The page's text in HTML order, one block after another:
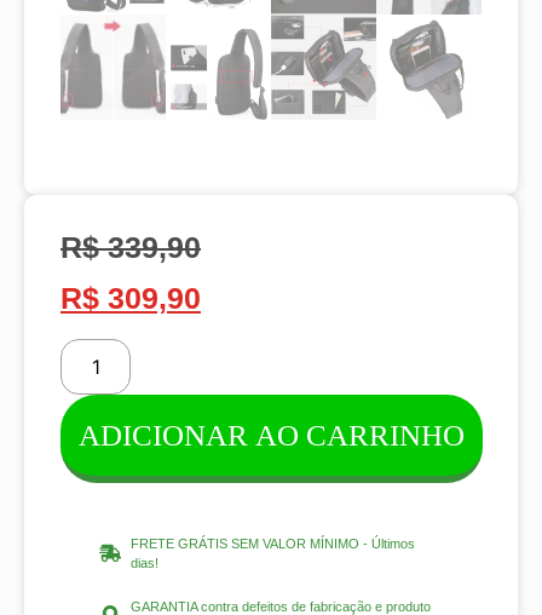
R$339,90
R$ 309,90
ADICIONAR AO CARRINHO
FRETE GRÁTIS SEM VALOR MÍNIMO - Últimos
dias!
GARANTIA contra defeitos de fabricação e produto